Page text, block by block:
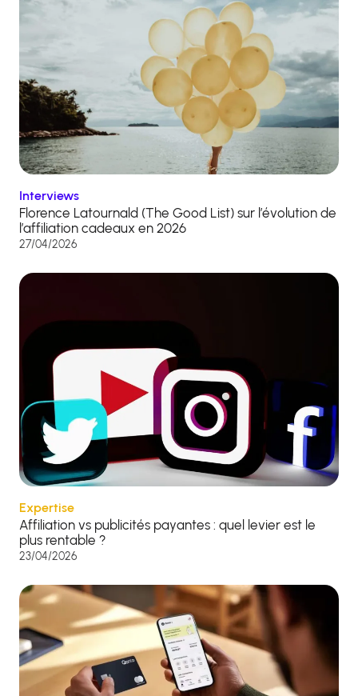
Interviews
Florence Latournald (The Good List) sur l’évolution de
l’affiliation cadeaux en 2026
27/04/2026
Expertise
Affiliation vs publicités payantes : quel levier est le
plus rentable ?
23/04/2026